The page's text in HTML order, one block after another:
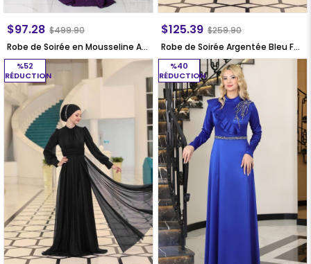
Robe de Soirée en Mousseline Argentée Pourpre FHM884
$97.28 $499.90
Robe de Soirée Argentée Bleu Foncé SN76
$125.39 $259.90
%52
RÉDUCTION
%40
RÉDUCTION